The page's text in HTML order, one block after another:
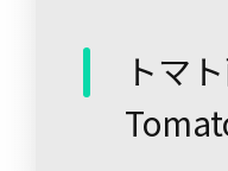
トマ